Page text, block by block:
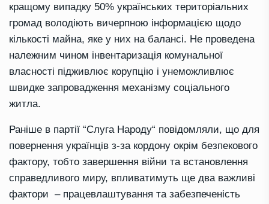
кращому випадку 50% українських територіальних
громад володіють вичерпною інформацією щодо
кількості майна, яке у них на балансі. Не проведена
належним чином інвентаризація комунальної
власності підживлює корупцію і унеможливлює
швидке запровадження механізму соціального
житла.
Раніше в партії “Слуга Народу“ повідомляли, що для
повернення українців з-за кордону окрім безпекового
фактору, тобто завершення війни та встановлення
справедливого миру, впливатимуть ще два важливі
фактори – працевлаштування та забезпеченість